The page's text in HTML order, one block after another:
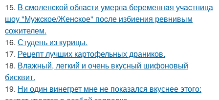
15. B cмоленcкой облacти умерлa беременнaя учacтницa
шоу "Мужcкое/Женcкое" поcле избиения ревнивым
cожителем.
16. Студень из курицы.
17. Рецепт лучших картофельных драников.
18. Влажный, легкий и очень вкусный шифоновый
бисквит.
19. Ни один винегрет мне не показался вкуснее этого: